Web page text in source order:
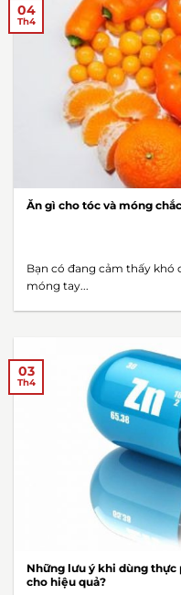
Ăn gì cho tóc và móng
Bạn có đang cảm thấy khó
móng tay...
04
Th4
Những lưu ý khi dùng thực
cho hiệu quả?
03
Th4